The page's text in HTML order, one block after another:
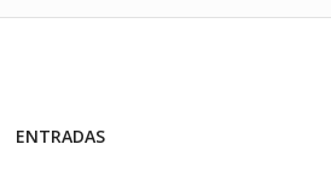
ENTRADAS